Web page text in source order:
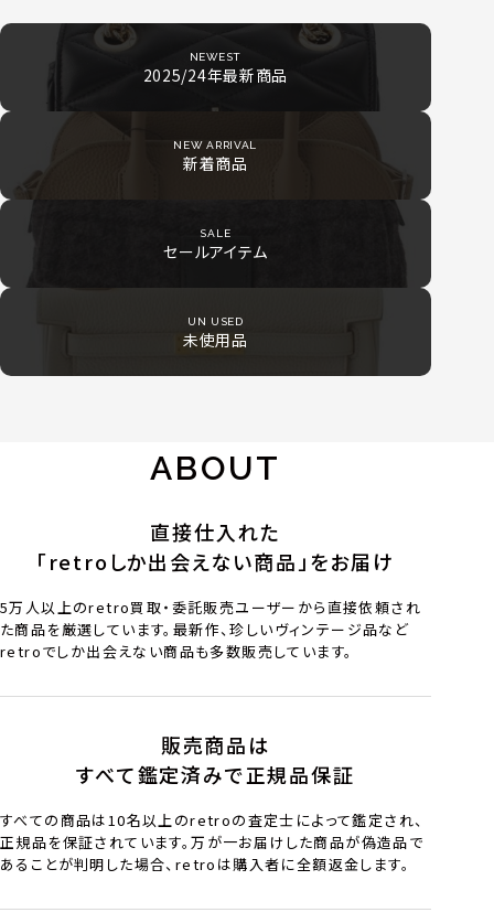
NEWEST
2025/24年最新商品
NEW ARRIVAL
新着商品
SALE
セールアイテム
UN USED
未使用品
ABOUT
直接仕入れた
「retroしか出会えない商品」をお届け
5万人以上のretro買取・委託販売ユーザーから直接依頼され
た商品を厳選しています。最新作、珍しいヴィンテージ品など
retroでしか出会えない商品も多数販売しています。
販売商品は
すべて鑑定済みで正規品保証
すべての商品は10名以上のretroの査定士によって鑑定され、
正規品を保証されています。万が一お届けした商品が偽造品で
あることが判明した場合、retroは購入者に全額返金します。